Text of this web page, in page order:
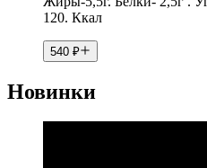
120. Ккал
540 ₽
Новинки